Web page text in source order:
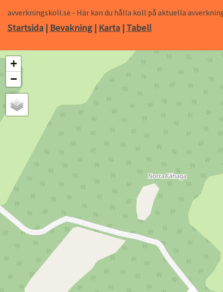
avverkningskoll.se - Här kan du hålla koll på aktuella
Startsida| Bevakning| Karta| Tabell
+
−